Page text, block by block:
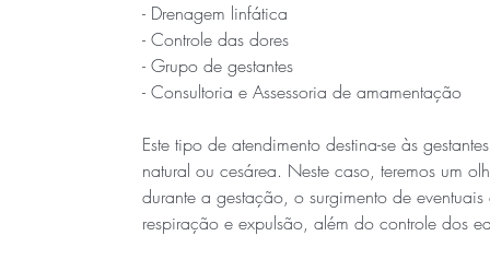
- Drenagem linfática
- Controle das dores
- Grupo de gestantes
- Consultoria e Assessoria de amamentação
Este tipo de atendimento destina-se às
natural ou cesárea. Neste caso, teremos um
durante a gestação, o surgimento de